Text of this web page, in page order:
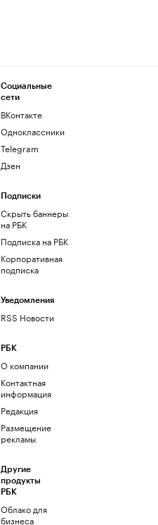
Социальные
сети
ВКонтакте
Одноклассники
Telegram
Дзен
Подписки
Скрыть баннеры
на РБК
Подписка на РБК
Корпоративная
подписка
Уведомления
RSS Новости
РБК
О компании
Контактная
информация
Редакция
Размещение
рекламы
Другие
продукты
РБК
Облако для
бизнеса